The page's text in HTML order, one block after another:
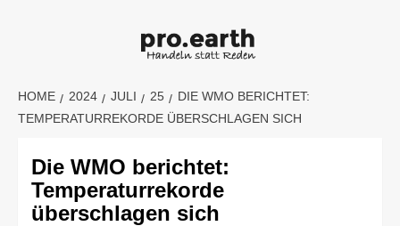
HOME 2024 JULI 25
DIE WMO BERICHTET:
TEMPERATURREKORDE ÜBERSCHLAGEN SICH
Die WMO berichtet:
Temperaturrekorde
überschlagen sich